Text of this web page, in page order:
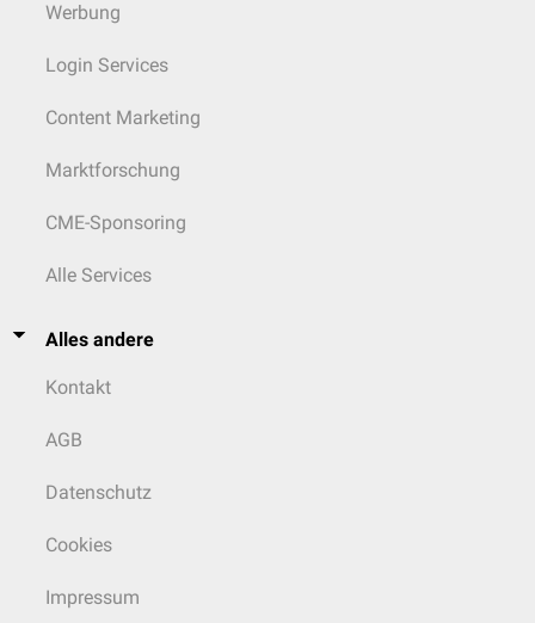
Werbung
Login Services
Content Marketing
Marktforschung
CME-Sponsoring
Alle Services
Alles andere
Kontakt
AGB
Datenschutz
Cookies
Impressum